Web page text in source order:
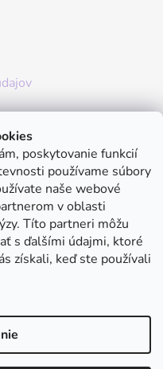
poskytovanie funkcií
používame súbory
naše webové
v oblasti
Títo partneri môžu
s ďalšími údajmi, ktoré
získali, keď ste používali